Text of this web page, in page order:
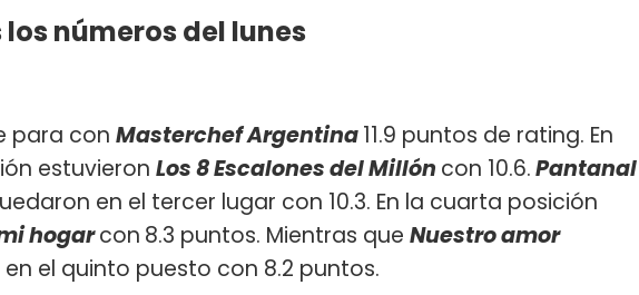
números del lunes
para con Masterchef Argentina11.9 puntos de rating. En
estuvieron Los 8 Escalones del Millón con 10.6.Pantanal
en el tercer lugar con 10.3. En la cuarta posición
hogarcon 8.3 puntos. Mientras que Nuestro amor
el quinto puesto con 8.2 puntos.